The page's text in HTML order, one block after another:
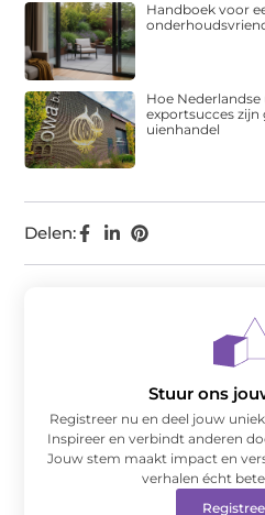
Delen:
Handboek voor
Hoe
exportsucces
uienhandel
Stuur ons
Registreer nu en deel jouw
Inspireer en verbindt anderen
Jouw stem maakt impact en
verhalen écht